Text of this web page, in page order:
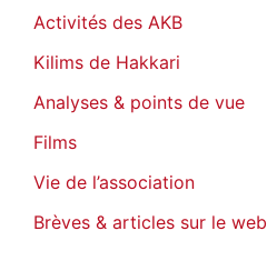
Activités des AKB
Kilims de Hakkari
Analyses & points de vue
Films
Vie de l’association
Brèves & articles sur le web